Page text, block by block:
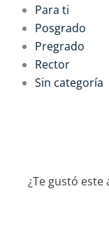
Para ti
Posgrado
Pregrado
Rector
Sin categoría
¿Te gustó